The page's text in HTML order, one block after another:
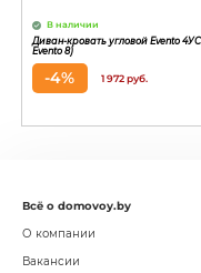
В наличии
Диван-кровать угловой Evento
Evento 8)
-4% 1 972 руб.
Всё о domovoy.by
О компании
Вакансии